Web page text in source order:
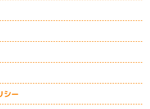
シー